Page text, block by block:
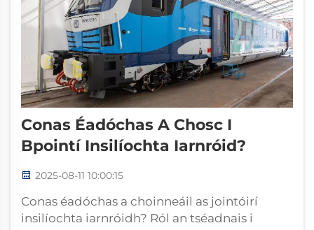
Conas Éadóchas A Chosc I
Bpointí Insilíochta Iarnróid?
2025-08-11 10:00:15
Conas éadóchas a choinneáil as jointóirí
insilíochta iarnróidh? Ról an tséadnais i